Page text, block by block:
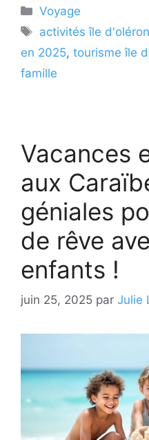
Catégories
Voyage
Étiquettes
activités île d'oléron
en 2025, tourisme île
famille
Vacances
aux
géniales
de rêve
enfants !
juin 25, 2025 par Julie